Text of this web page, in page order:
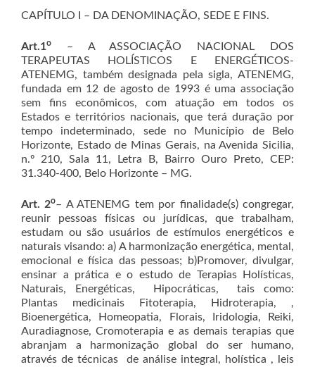
CAPÍTULO I – DA DENOMINAÇÃO, SEDE E FINS.
Art.1o
– A ASSOCIAÇÃO NACIONAL DOS
TERAPEUTAS HOLÍSTICOS E ENERGÉTICOS-
ATENEMG, também designada pela sigla, ATENEMG,
fundada em 12 de agosto de 1993 é uma associação
sem fins econômicos, com atuação em todos os
Estados e territórios nacionais, que terá duração por
tempo indeterminado, sede no Município de Belo
Horizonte, Estado de Minas Gerais, na Avenida Sicilia,
n.º 210, Sala 11, Letra B, Bairro Ouro Preto, CEP:
31.340-400, Belo Horizonte – MG.
Art. 2o– A ATENEMG tem por finalidade(s) congregar,
reunir pessoas físicas ou jurídicas, que trabalham,
estudam ou são usuários de estímulos energéticos e
naturais visando: a) A harmonização energética, mental,
emocional e física das pessoas; b)Promover, divulgar,
ensinar a prática e o estudo de Terapias Holísticas,
Naturais, Energéticas, Hipocráticas, tais como:
Plantas medicinais Fitoterapia, Hidroterapia, ,
Bioenergética, Homeopatia, Florais, Iridologia, Reiki,
Auradiagnose, Cromoterapia e as demais terapias que
abranjam a harmonização global do ser humano,
através de técnicas de análise integral, holística , leis